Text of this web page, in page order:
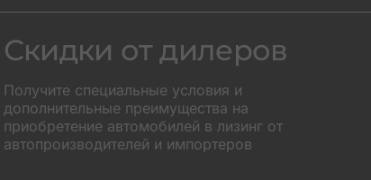
Скидки от дилеров
Получите специальные условия и
дополнительные преимущества на
приобретение автомобилей в лизинг от
автопроизводителей и импортеров